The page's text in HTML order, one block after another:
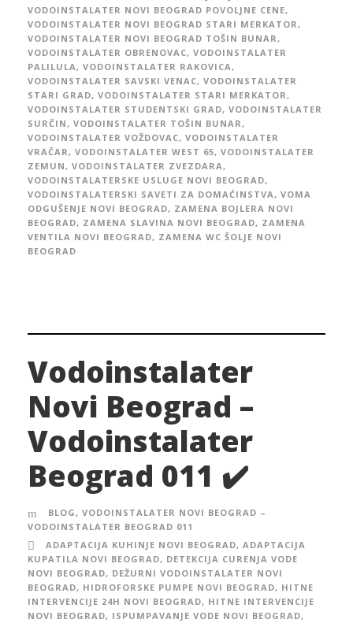
VODOINSTALATER NOVI BEOGRAD POVOLJNE CENE,
VODOINSTALATER NOVI BEOGRAD STARI MERKATOR,
VODOINSTALATER NOVI BEOGRAD TOŠIN BUNAR,
VODOINSTALATER OBRENOVAC, VODOINSTALATER
PALILULA, VODOINSTALATER RAKOVICA,
VODOINSTALATER SAVSKI VENAC, VODOINSTALATER
STARI GRAD, VODOINSTALATER STARI MERKATOR,
VODOINSTALATER STUDENTSKI GRAD, VODOINSTALATER
SURČIN, VODOINSTALATER TOŠIN BUNAR,
VODOINSTALATER VOŽDOVAC, VODOINSTALATER
VRAČAR, VODOINSTALATER WEST 65, VODOINSTALATER
ZEMUN, VODOINSTALATER ZVEZDARA,
VODOINSTALATERSKE USLUGE NOVI BEOGRAD,
VODOINSTALATERSKI SAVETI ZA DOMAĆINSTVA, VOMA
ODGUŠENJE NOVI BEOGRAD, ZAMENA BOJLERA NOVI
BEOGRAD, ZAMENA SLAVINA NOVI BEOGRAD, ZAMENA
VENTILA NOVI BEOGRAD, ZAMENA WC ŠOLJE NOVI
BEOGRAD
Vodoinstalater
Novi Beograd –
Vodoinstalater
Beograd 011 ✔️
BLOG, VODOINSTALATER NOVI BEOGRAD –
VODOINSTALATER BEOGRAD 011
ADAPTACIJA KUHINJE NOVI BEOGRAD, ADAPTACIJA
KUPATILA NOVI BEOGRAD, DETEKCIJA CURENJA VODE
NOVI BEOGRAD, DEŽURNI VODOINSTALATER NOVI
BEOGRAD, HIDROFORSKE PUMPE NOVI BEOGRAD, HITNE
INTERVENCIJE 24H NOVI BEOGRAD, HITNE INTERVENCIJE
NOVI BEOGRAD, ISPUMPAVANJE VODE NOVI BEOGRAD,